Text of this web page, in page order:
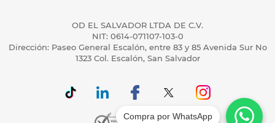
OD EL SALVADOR LTDA DE C.V.
NIT: 0614-071107-103-0
Dirección: Paseo General Escalón, entre 83 y 85 Avenida Sur No
1323 Col. Escalón, San Salvador
Compra por WhatsApp